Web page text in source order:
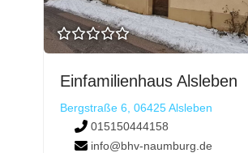
Einfamilienhaus Alsleben
Bergstraße 6, 06425 Alsleben
015150444158
info@bhv-naumburg.de